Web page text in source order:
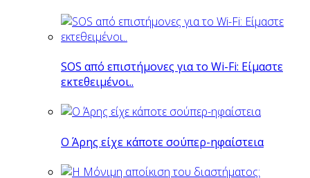
SOS από επιστήμονες για το Wi-Fi: Είμαστε
εκτεθειμένοι..
O Άρης είχε κάποτε σούπερ-ηφαίστεια